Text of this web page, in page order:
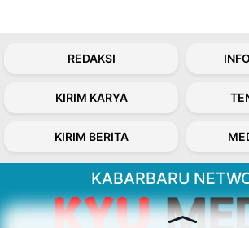
REDAKSI
KIRIM KARYA
KIRIM BERITA
KABARBARU